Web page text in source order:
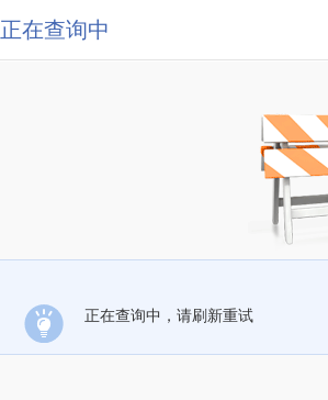
正在查询中
正在查询中，请刷新重试